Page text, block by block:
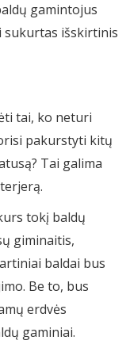
gamintojus
sukurtas išskirtinis
tai, ko neturi
pakurstyti kitų
Tai galima
tokį baldų
giminaitis,
baldai bus
Be to, bus
erdvės
gaminiai.